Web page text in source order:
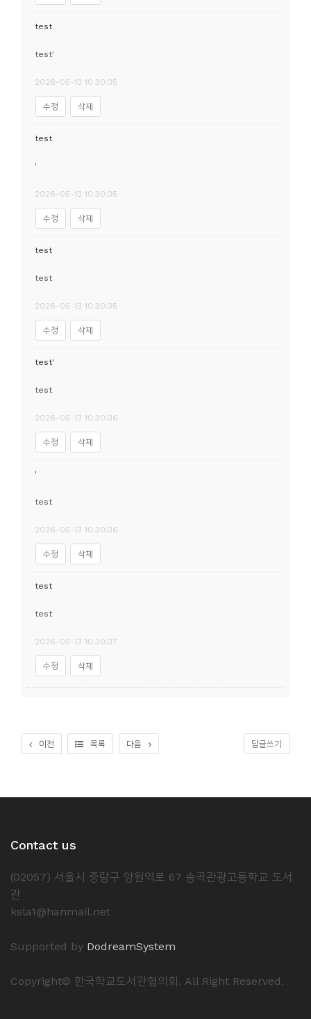
test
test'
2026-05-13 10:30:35
수정 삭제
test
'
2026-05-13 10:30:35
수정 삭제
test
test
2026-05-13 10:30:35
수정 삭제
test'
test
2026-05-13 10:30:36
수정 삭제
'
test
2026-05-13 10:30:36
수정 삭제
test
test
2026-05-13 10:30:37
수정 삭제
이전 목록 다음 답글쓰기
Contact us
(02057) 서울시 중랑구 양원역로 67 송곡관광고등학교 도서
관
ksla1@hanmail.net
Supported by DodreamSystem
Copyright© 한국학교도서관협의회. All Right Reserved.